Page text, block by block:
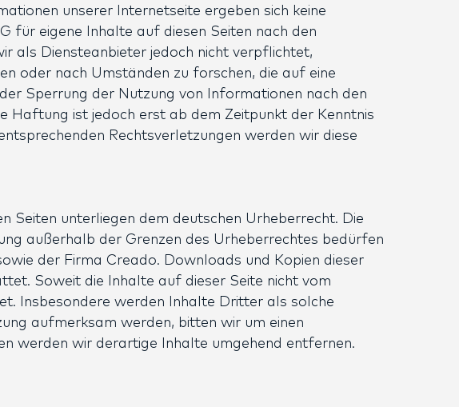
unserer Internetseite ergeben sich keine
für eigene Inhalte auf diesen Seiten nach den
als Diensteanbieter jedoch nicht verpflichtet,
oder nach Umständen zu forschen, die auf eine
Sperrung der Nutzung von Informationen nach den
Haftung ist jedoch erst ab dem Zeitpunkt der Kenntnis
Rechtsverletzungen werden wir diese
Seiten unterliegen dem deutschen Urheberrecht. Die
außerhalb der Grenzen des Urheberrechtes bedürfen
der Firma Creado. Downloads und Kopien dieser
Soweit die Inhalte auf dieser Seite nicht vom
Insbesondere werden Inhalte Dritter als solche
aufmerksam werden, bitten wir um einen
werden wir derartige Inhalte umgehend entfernen.